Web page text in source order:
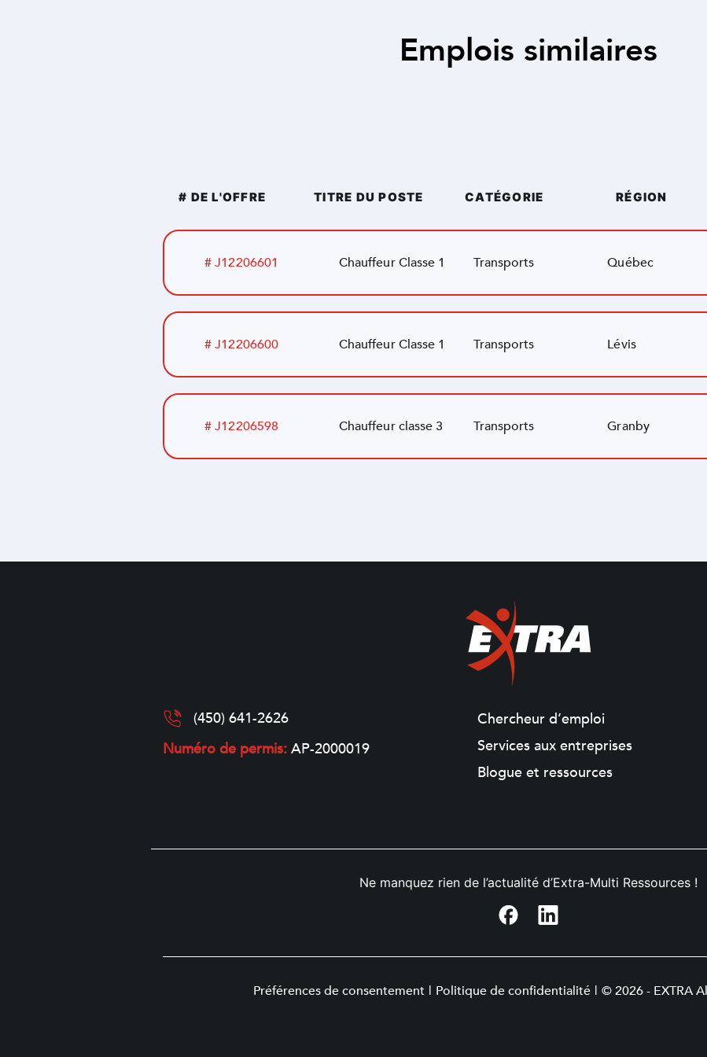
Emplois similaires
# DE L'OFFRE TITRE DU POSTE CATÉGORIE RÉGION
# J12206601 Chauffeur Classe 1 Transports Québec
# J12206600 Chauffeur Classe 1 Transports Lévis
# J12206598 Chauffeur classe 3 Transports Granby
(450) 641-2626
Numéro de permis: AP-2000019
Chercheur d’emploi
Services aux entreprises
Blogue et ressources
Ne manquez rien de l’actualité d’Extra-Multi Ressources !
Préférences de consentement | Politique de confidentialité | © 2026 - EXTRA